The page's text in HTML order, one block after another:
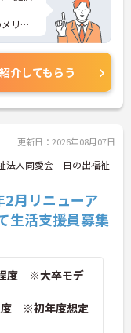
リハ
、さら
くだ
紹介してもらう
更新日：2026年08月07日
法人同愛会 日の出福祉
2月リニューア
生活支援員募集
度 ※大卒モデ
※初年度想定